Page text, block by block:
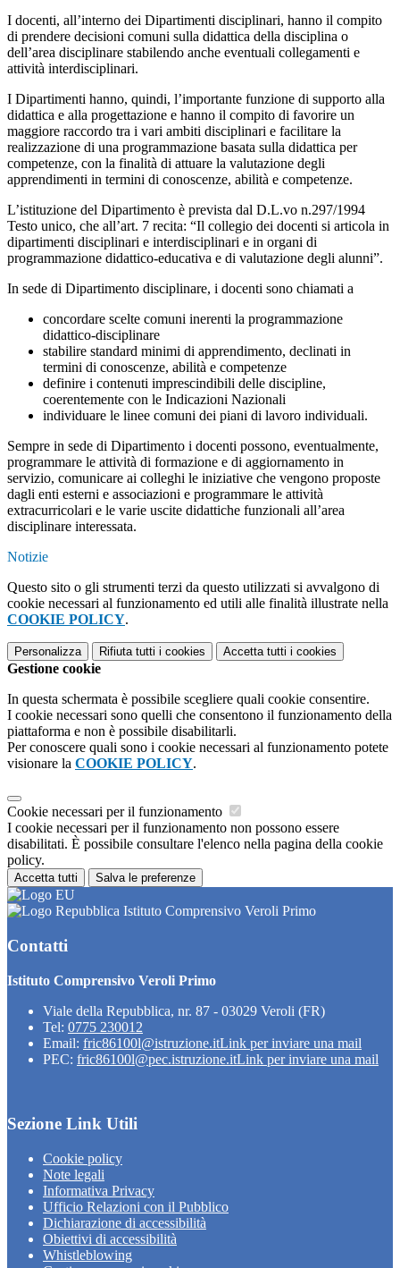
I docenti, all’interno dei Dipartimenti disciplinari, hanno il compito
di prendere decisioni comuni sulla didattica della disciplina o
dell’area disciplinare stabilendo anche eventuali collegamenti e
attività interdisciplinari.
I Dipartimenti hanno, quindi, l’importante funzione di supporto alla
didattica e alla progettazione e hanno il compito di favorire un
maggiore raccordo tra i vari ambiti disciplinari e facilitare la
realizzazione di una programmazione basata sulla didattica per
competenze, con la finalità di attuare la valutazione degli
apprendimenti in termini di conoscenze, abilità e competenze.
L’istituzione del Dipartimento è prevista dal D.L.vo n.297/1994
Testo unico, che all’art. 7 recita: “Il collegio dei docenti si articola in
dipartimenti disciplinari e interdisciplinari e in organi di
programmazione didattico-educativa e di valutazione degli alunni”.
In sede di Dipartimento disciplinare, i docenti sono chiamati a
concordare scelte comuni inerenti la programmazione
didattico-disciplinare
stabilire standard minimi di apprendimento, declinati in
termini di conoscenze, abilità e competenze
definire i contenuti imprescindibili delle discipline,
coerentemente con le Indicazioni Nazionali
individuare le linee comuni dei piani di lavoro individuali.
Sempre in sede di Dipartimento i docenti possono, eventualmente,
programmare le attività di formazione e di aggiornamento in
servizio, comunicare ai colleghi le iniziative che vengono proposte
dagli enti esterni e associazioni e programmare le attività
extracurricolari e le varie uscite didattiche funzionali all’area
disciplinare interessata.
Notizie
Questo sito o gli strumenti terzi da questo utilizzati si avvalgono di
cookie necessari al funzionamento ed utili alle finalità illustrate nella
COOKIE POLICY.
Personalizza Rifiuta tutti i cookies Accetta tutti i cookies
Gestione cookie
In questa schermata è possibile scegliere quali cookie consentire.
I cookie necessari sono quelli che consentono il funzionamento della
piattaforma e non è possibile disabilitarli.
Per conoscere quali sono i cookie necessari al funzionamento potete
visionare la COOKIE POLICY.
Cookie necessari per il funzionamento
I cookie necessari per il funzionamento non possono essere
disabilitati. È possibile consultare l'elenco nella pagina della cookie
policy.
Accetta tutti Salva le preferenze
Istituto Comprensivo Veroli Primo
Contatti
Istituto Comprensivo Veroli Primo
Viale della Repubblica, nr. 87 - 03029 Veroli (FR)
Tel: 0775 230012
Email: fric86100l@istruzione.itLink per inviare una mail
PEC: fric86100l@pec.istruzione.itLink per inviare una mail
Sezione Link Utili
Cookie policy
Note legali
Informativa Privacy
Ufficio Relazioni con il Pubblico
Dichiarazione di accessibilità
Obiettivi di accessibilità
Whistleblowing